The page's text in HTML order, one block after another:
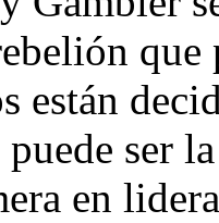
están
ser
en